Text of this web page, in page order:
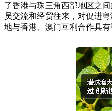
了香港与珠三角西部地区之
员交流和经贸往来，对促进
地与香港、澳门互利合作具有